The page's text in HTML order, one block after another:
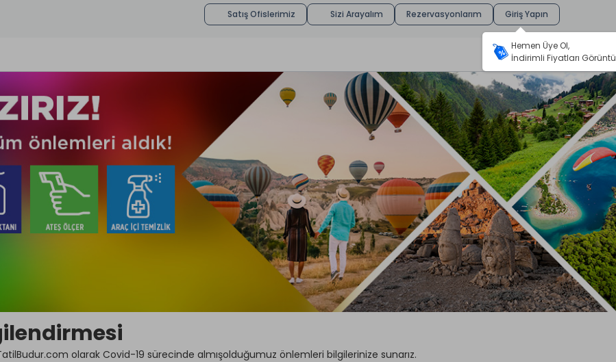
Satış Ofislerimiz Sizi Arayalım Rezervasyonlarım Giriş Yapın
olarak Covid-19 sürecinde almışolduğumuz önlemleri bilgilerinize sunarız.
Hemen Üye Ol,
İndirimli Fiyatları